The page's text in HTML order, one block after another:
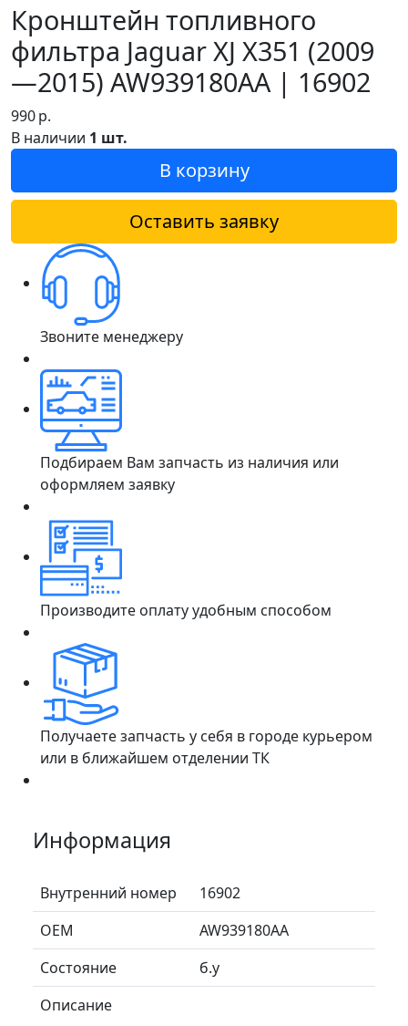
Кронштейн топливного
фильтра Jaguar XJ X351 (2009
—2015) AW939180AA | 16902
990р.
В наличии 1 шт.
В корзину
Оставить заявку
Звоните менеджеру
Подбираем Вам запчасть из наличия или
оформляем заявку
Производите оплату удобным способом
Получаете запчасть у себя в городе курьером
или в ближайшем отделении ТК
Информация
Внутренний номер
16902
ОЕМ
AW939180AA
Состояние
б.у
Описание